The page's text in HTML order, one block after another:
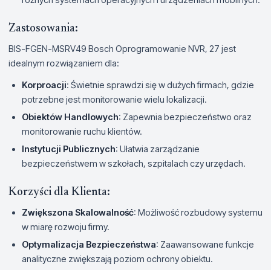
Zastosowania:
BIS-FGEN-MSRV49 Bosch Oprogramowanie NVR, 27 jest
idealnym rozwiązaniem dla:
Korproacji: Świetnie sprawdzi się w dużych firmach, gdzie
potrzebne jest monitorowanie wielu lokalizacji.
Obiektów Handlowych: Zapewnia bezpieczeństwo oraz
monitorowanie ruchu klientów.
Instytucji Publicznych: Ułatwia zarządzanie
bezpieczeństwem w szkołach, szpitalach czy urzędach.
Korzyści dla Klienta:
Zwiększona Skalowalność: Możliwość rozbudowy systemu
w miarę rozwoju firmy.
Optymalizacja Bezpieczeństwa: Zaawansowane funkcje
analityczne zwiększają poziom ochrony obiektu.